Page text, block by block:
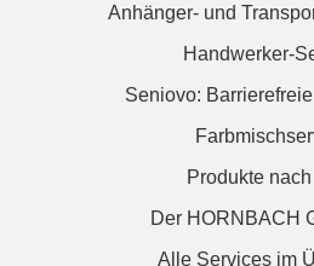
Anhänger- und
Handwerker-
Seniovo:
Produkte
Der HORNBACH
Alle Services im